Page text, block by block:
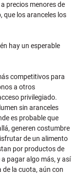
precios menores de
que los aranceles los
hay un esperable
competitivos para
a otros
privilegiado.
sin aranceles
es probable que
generen costumbre
de un alimento
por productos de
pagar algo más, y así
la cuota, aún con